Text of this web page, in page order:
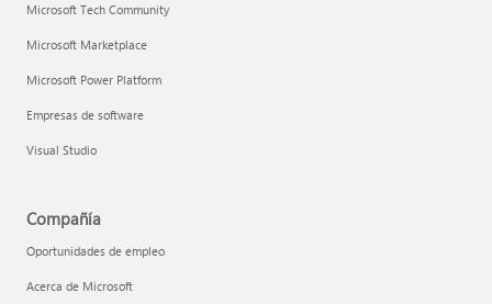
Microsoft Tech Community
Microsoft Marketplace
Microsoft Power Platform
Empresas de software
Visual Studio
Compañía
Oportunidades de empleo
Acerca de Microsoft